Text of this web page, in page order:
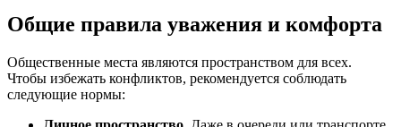
Общие правила уважения и комфорта
Общественные места являются пространством для всех.
Чтобы избежать конфликтов, рекомендуется соблюдать
следующие нормы: